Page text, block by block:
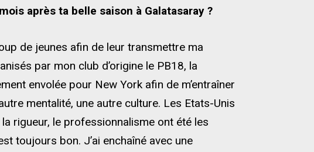
après ta belle saison à Galatasaray ?
de jeunes afin de leur transmettre ma
par mon club d’origine le PB18, la
envolée pour New York afin de m’entraîner
mentalité, une autre culture. Les Etats-Unis
rigueur, le professionnalisme ont été les
toujours bon. J’ai enchaîné avec une